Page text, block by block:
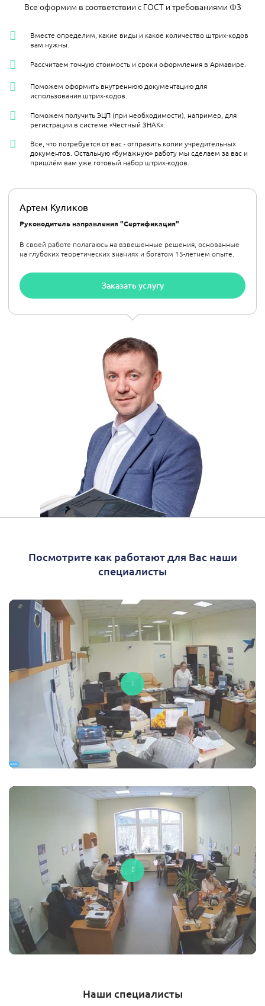
Все оформим в соответствии с ГОСТ и требованиями ФЗ
Артем Куликов
Руководитель направления "Сертификация"
В своей работе полагаюсь на взвешенные решения, основанные
на глубоких теоретических знаниях и богатом 15-летнем опыте.
Заказать услугу
Вместе определим, какие виды и какое количество штрих-кодов
вам нужны.
Рассчитаем точную стоимость и сроки оформления в Армавире.
Поможем оформить внутреннюю документацию для
использования штрих-кодов.
Поможем получить ЭЦП (при необходимости), например, для
регистрации в системе «Честный ЗНАК».
Все, что потребуется от вас - отправить копии учредительных
документов. Остальную «бумажную» работу мы сделаем за вас и
пришлём вам уже готовый набор штрих-кодов.
Посмотрите как работают для Вас наши
специалисты
Наши специалисты